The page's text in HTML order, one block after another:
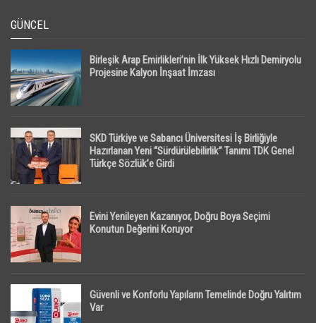
GÜNCEL
Birleşik Arap Emirlikleri’nin İlk Yüksek Hızlı Demiryolu
Projesine Kalyon İnşaat İmzası
SKD Türkiye ve Sabancı Üniversitesi İş Birliğiyle
Hazırlanan Yeni “Sürdürülebilirlik” Tanımı TDK Genel
Türkçe Sözlük’e Girdi
Evini Yenileyen Kazanıyor, Doğru Boya Seçimi
Konutun Değerini Koruyor
Güvenli ve Konforlu Yapıların Temelinde Doğru Yalıtım
Var